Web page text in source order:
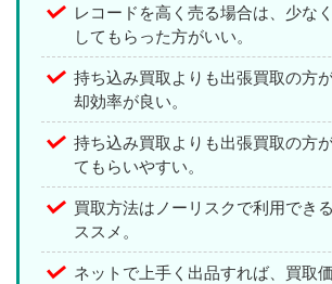
レコードを高く売る場合は、少な
してもらった方がいい。
持ち込み買取よりも出張買取の方
却効率が良い。
持ち込み買取よりも出張買取の方
てもらいやすい。
買取方法はノーリスクで利用でき
ススメ。
ネットで上手く出品すれば、買取